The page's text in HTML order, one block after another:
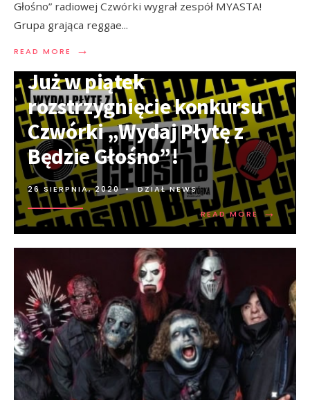
Głośno” radiowej Czwórki wygrał zespół MYASTA!
Grupa grająca reggae...
READ MORE →
Już w piątek
rozstrzygnięcie konkursu
Czwórki „Wydaj Płytę z
Będzie Głośno”!
26 SIERPNIA, 2020 • DZIAŁ NEWS
READ MORE →